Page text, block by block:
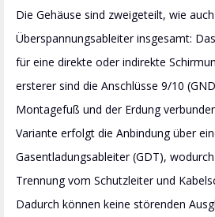
Die Gehäuse sind zweigeteilt, wie
Überspannungsableiter insgesamt:
für eine direkte oder indirekte
ersterer sind die Anschlüsse 9/10
Montagefuß und der Erdung
Variante erfolgt die Anbindung über
Gasentladungsableiter (GDT),
Trennung vom Schutzleiter und
Dadurch können keine störenden